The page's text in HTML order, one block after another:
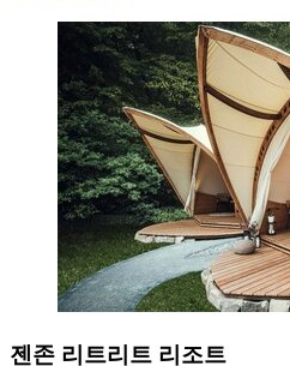
젠존 리트리트 리조트